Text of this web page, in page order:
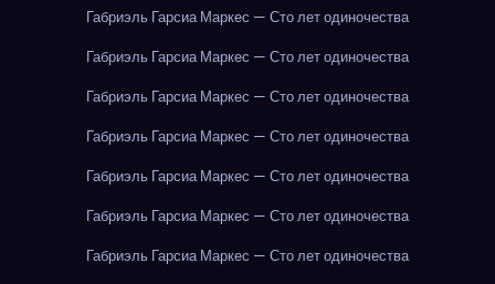
Габриэль Гарсиа Маркес — Сто лет одиночества
Габриэль Гарсиа Маркес — Сто лет одиночества
Габриэль Гарсиа Маркес — Сто лет одиночества
Габриэль Гарсиа Маркес — Сто лет одиночества
Габриэль Гарсиа Маркес — Сто лет одиночества
Габриэль Гарсиа Маркес — Сто лет одиночества
Габриэль Гарсиа Маркес — Сто лет одиночества